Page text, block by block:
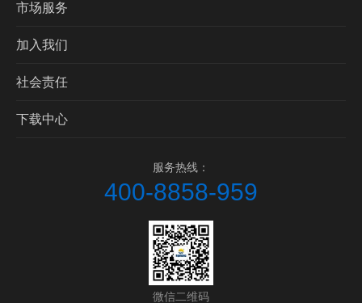
市场服务
加入我们
社会责任
下载中心
服务热线：
400-8858-959
微信二维码